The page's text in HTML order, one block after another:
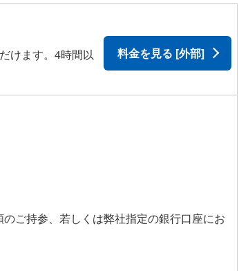
けます。4時間以
料金を見る [外部]
ご持参、若しくは弊社指定の銀行口座にお